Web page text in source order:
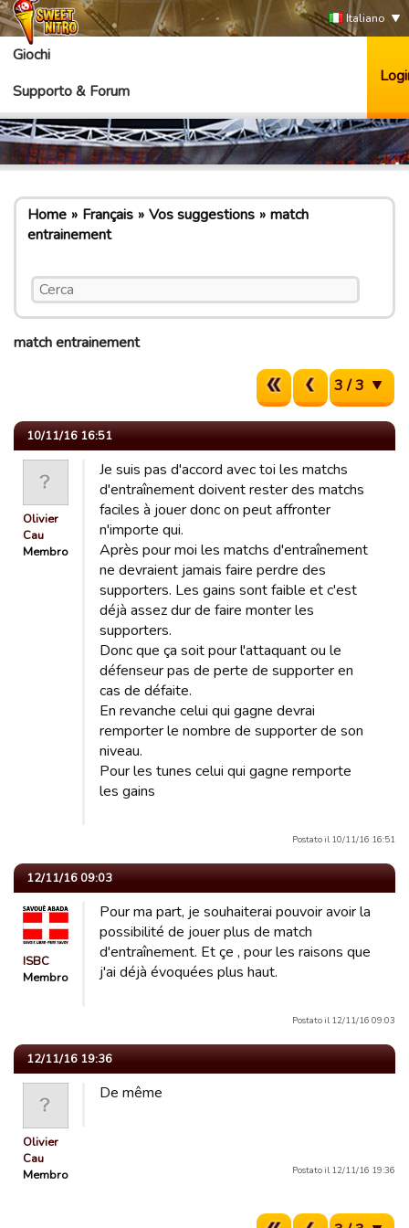
Italiano
Giochi
Supporto & Forum
Home Français Vos suggestions
match
entrainement
match entrainement
3 / 3
10/11/16 16:51
Olivier
Cau
Membro
Je suis pas d'accord avec toi les matchs
d'entraînement doivent rester des matchs
faciles à jouer donc on peut affronter
n'importe qui.
Après pour moi les matchs d'entraînement
ne devraient jamais faire perdre des
supporters. Les gains sont faible et c'est
déjà assez dur de faire monter les
supporters.
Donc que ça soit pour l'attaquant ou le
défenseur pas de perte de supporter en
cas de défaite.
En revanche celui qui gagne devrai
remporter le nombre de supporter de son
niveau.
Pour les tunes celui qui gagne remporte
les gains
Postato il 10/11/16 16:51
12/11/16 09:03
ISBC
Membro
Pour ma part, je souhaiterai pouvoir avoir la
possibilité de jouer plus de match
d'entraînement. Et çe , pour les raisons que
j'ai déjà évoquées plus haut.
Postato il 12/11/16 09:03
12/11/16 19:36
Olivier
Cau
Membro
De même
Postato il 12/11/16 19:36